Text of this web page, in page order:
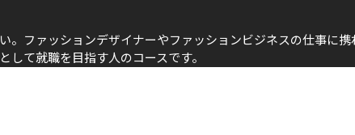
。ファッションデザイナーやファッションビジネスの仕事に
て就職を目指す人のコースです。